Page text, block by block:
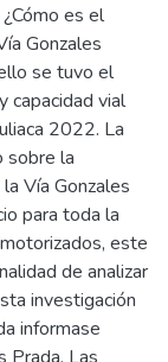
es el
Gonzales
se tuvo el
capacidad vial
2022. La
sobre la
Vía Gonzales
para toda la
este
de analizar
investigación
informase